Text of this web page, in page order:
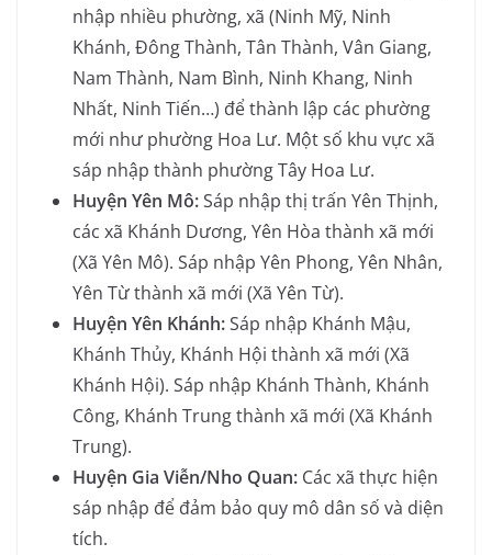
nhập nhiều phường, xã (Ninh Mỹ, Ninh
Khánh, Đông Thành, Tân Thành, Vân Giang,
Nam Thành, Nam Bình, Ninh Khang, Ninh
Nhất, Ninh Tiến…) để thành lập các phường
mới như phường Hoa Lư. Một số khu vực xã
sáp nhập thành phường Tây Hoa Lư.
Huyện Yên Mô:Sáp nhập thị trấn Yên Thịnh,
các xã Khánh Dương, Yên Hòa thành xã mới
(Xã Yên Mô). Sáp nhập Yên Phong, Yên Nhân,
Yên Từ thành xã mới (Xã Yên Từ).
Huyện Yên Khánh:Sáp nhập Khánh Mậu,
Khánh Thủy, Khánh Hội thành xã mới (Xã
Khánh Hội). Sáp nhập Khánh Thành, Khánh
Công, Khánh Trung thành xã mới (Xã Khánh
Trung).
Huyện Gia Viễn/Nho Quan: Các xã thực hiện
sáp nhập để đảm bảo quy mô dân số và diện
tích.